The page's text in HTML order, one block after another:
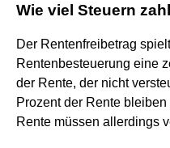
Wie viel Steuern
Der Rentenfreibetrag
Rentenbesteuerung eine
der Rente, der nicht
Prozent der Rente
Rente müssen allerdings